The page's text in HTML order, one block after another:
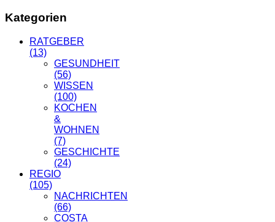
Kategorien
RATGEBER
(13)
GESUNDHEIT
(56)
WISSEN
(100)
KOCHEN
&
WOHNEN
(7)
GESCHICHTE
(24)
REGIO
(105)
NACHRICHTEN
(66)
COSTA